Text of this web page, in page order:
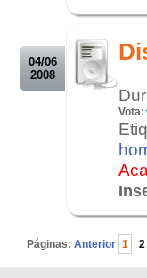
04/06
2008
Vota:
Páginas: Anterior 1 2